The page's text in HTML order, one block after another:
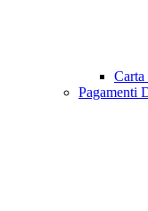
Carta
Pagamenti